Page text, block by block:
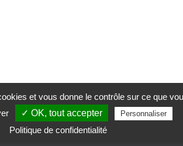
et vous donne le contrôle sur ce que
✓ OK, tout accepter Personnaliser
Politique de confidentialité